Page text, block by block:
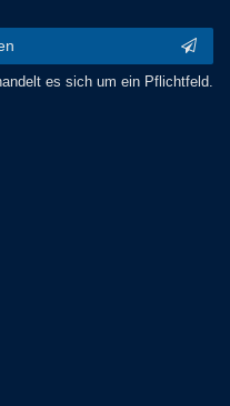
es sich um ein Pflichtfeld.